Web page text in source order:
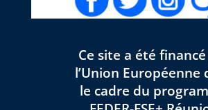
Ce site a été
l’Union Européenne
le cadre du